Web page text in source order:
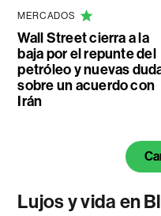
MERCADOS
Wall Street cierra a la
baja por el repunte del
petróleo y nuevas
sobre un acuerdo con
Irán
Lujos y vida en